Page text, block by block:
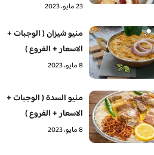
23 مايو، 2023
منيو شيزان ( الوجبات +
الاسعار + الفروع )
8 مايو، 2023
منيو السدة ( الوجبات +
الاسعار + الفروع )
8 مايو، 2023